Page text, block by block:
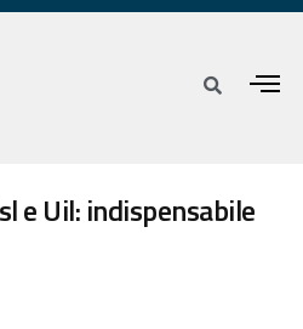
e Uil: indispensabile